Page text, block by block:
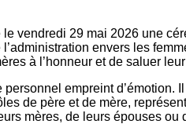
vendredi 29 mai 2026 une
envers les
à l’honneur et de saluer
empreint
de père et de mère,
mères, de leurs épouses